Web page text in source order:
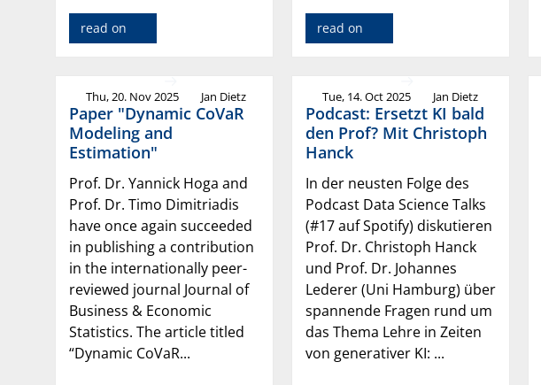
read on read on
Thu, 20. Nov 2025 Jan Dietz
Paper "Dynamic CoVaR
Modeling and
Estimation"
Prof. Dr. Yannick Hoga and
Prof. Dr. Timo Dimitriadis
have once again succeeded
in publishing a contribution
in the internationally peer-
reviewed journal Journal of
Business & Economic
Statistics. The article titled
“Dynamic CoVaR...
Tue, 14. Oct 2025 Jan Dietz
Podcast: Ersetzt KI bald
den Prof? Mit Christoph
Hanck
In der neusten Folge des
Podcast Data Science Talks
(#17 auf Spotify) diskutieren
Prof. Dr. Christoph Hanck
und Prof. Dr. Johannes
Lederer (Uni Hamburg) über
spannende Fragen rund um
das Thema Lehre in Zeiten
von generativer KI: ...